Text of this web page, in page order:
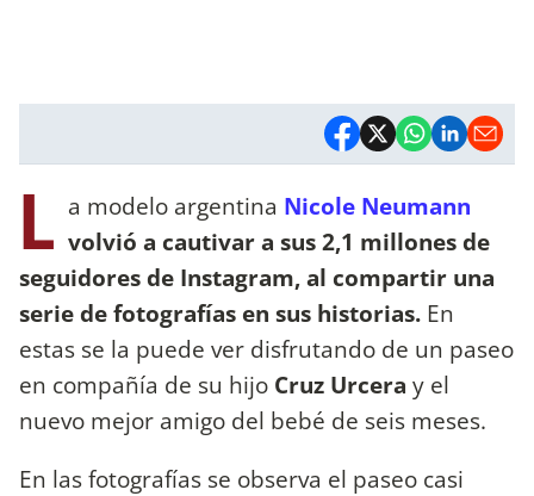
L a modelo argentina Nicole Neumann
volvió a cautivar a sus 2,1 millones de
seguidores de Instagram, al compartir una
serie de fotografías en sus historias. En
estas se la puede ver disfrutando de un paseo
en compañía de su hijo Cruz Urcera y el
nuevo mejor amigo del bebé de seis meses.
En las fotografías se observa el paseo casi